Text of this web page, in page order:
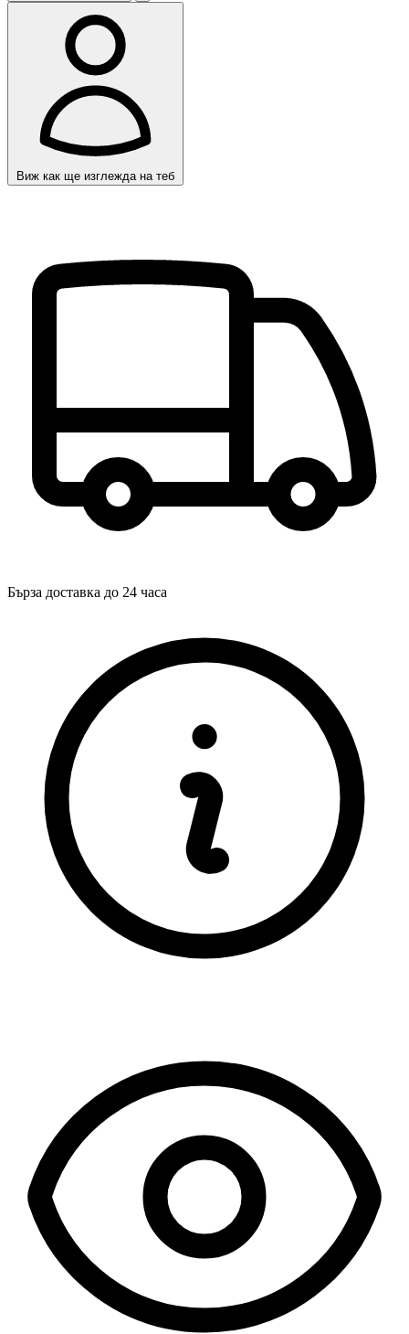
Виж как ще изглежда на теб
Бърза доставка до 24 часа